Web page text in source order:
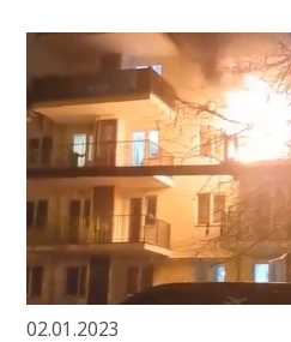
02.01.2023